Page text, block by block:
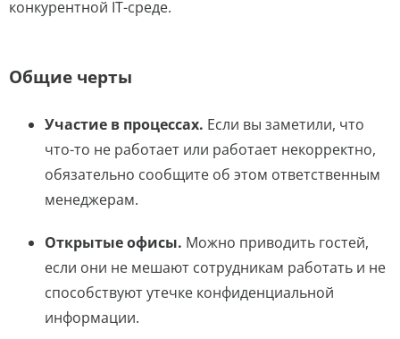
конкурентной IT-среде.
Общие черты
Участие в процессах. Если вы заметили, что
что-то не работает или работает некорректно,
обязательно сообщите об этом ответственным
менеджерам.
Открытые офисы. Можно приводить гостей,
если они не мешают сотрудникам работать и не
способствуют утечке конфиденциальной
информации.